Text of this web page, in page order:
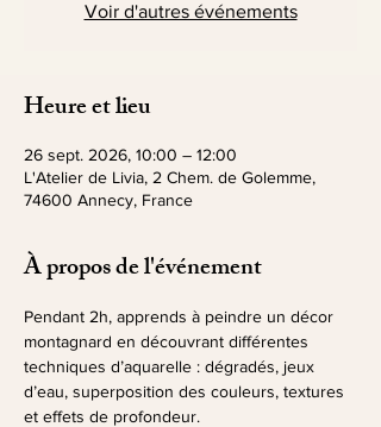
Voir d'autres événements
Heure et lieu
26 sept. 2026, 10:00 – 12:00
L'Atelier de Livia, 2 Chem. de Golemme,
74600 Annecy, France
À propos de l'événement
Pendant 2h, apprends à peindre un décor
montagnard en découvrant différentes
techniques d’aquarelle : dégradés, jeux
d’eau, superposition des couleurs, textures
et effets de profondeur.